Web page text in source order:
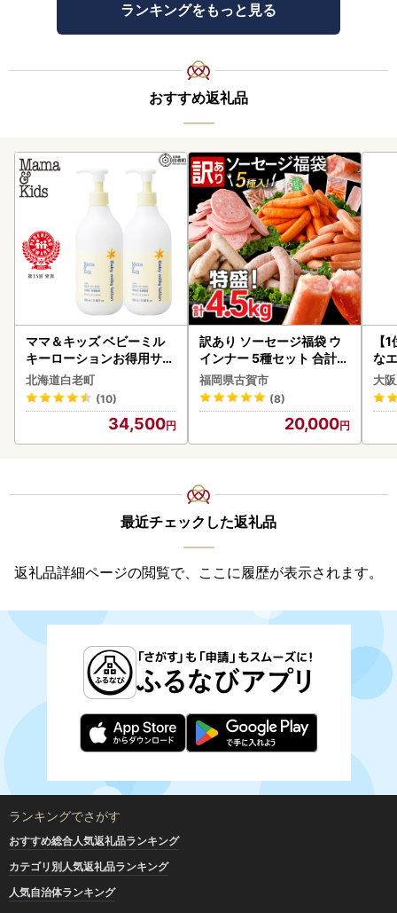
ランキングをもっと見る
おすすめ返礼品
ママ＆キッズ ベビーミル
キーローションお得用サイ
ズ 380ml 2本セット CH21
0
北海道白老町
(10)
34,500
訳あり ソーセージ福袋 ウ
インナー 5種セット 合計4.
5kg ソーセージ
福岡県古賀市
(8)
20,000
【
な
大
最近チェックした返礼品
返礼品詳細ページの閲覧で、ここに履歴が表示されます。
ランキングでさがす
おすすめ総合人気返礼品ランキング
カテゴリ別人気返礼品ランキング
人気自治体ランキング